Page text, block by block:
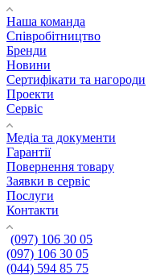
Наша команда
Співробітництво
Бренди
Новини
Сертифікати та нагороди
Проекти
Сервіс
Медіа та документи
Гарантії
Повернення товару
Заявки в сервіс
Послуги
Контакти
(097) 106 30 05
(097) 106 30 05
(044) 594 85 75